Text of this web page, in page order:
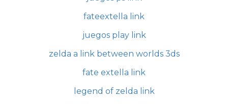
fateextella link
juegos play link
zelda a link between worlds 3ds
fate extella link
legend of zelda link